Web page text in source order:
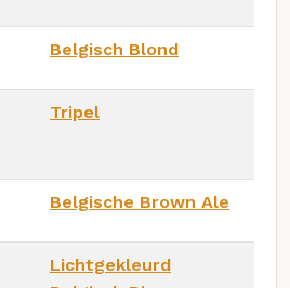
Belgisch Blond
Tripel
Belgische Brown Ale
Lichtgekleurd